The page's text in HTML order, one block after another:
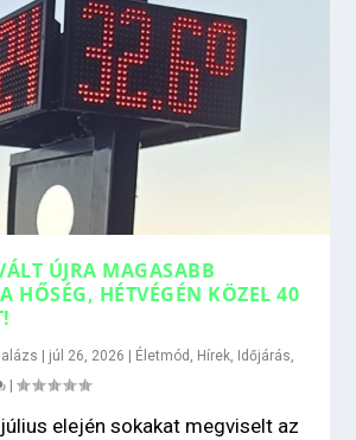
ÚJRA MAGASABB
HŐSÉG, HÉTVÉGÉN KÖZEL 40
júl 26, 2026 Életmód , Hírek, Időjárás,
|
elején sokakat megviselt az